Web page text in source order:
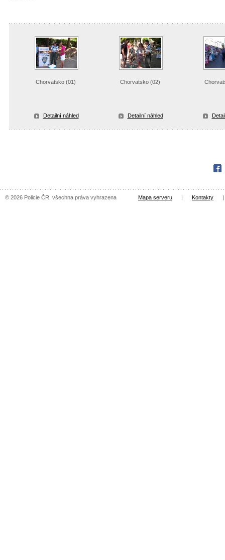
Chorvatsko (01)
Detailní náhled
Chorvatsko (02)
Detailní náhled
© 2026 Policie ČR, všechna práva vyhrazena Mapa serveru Kontakty